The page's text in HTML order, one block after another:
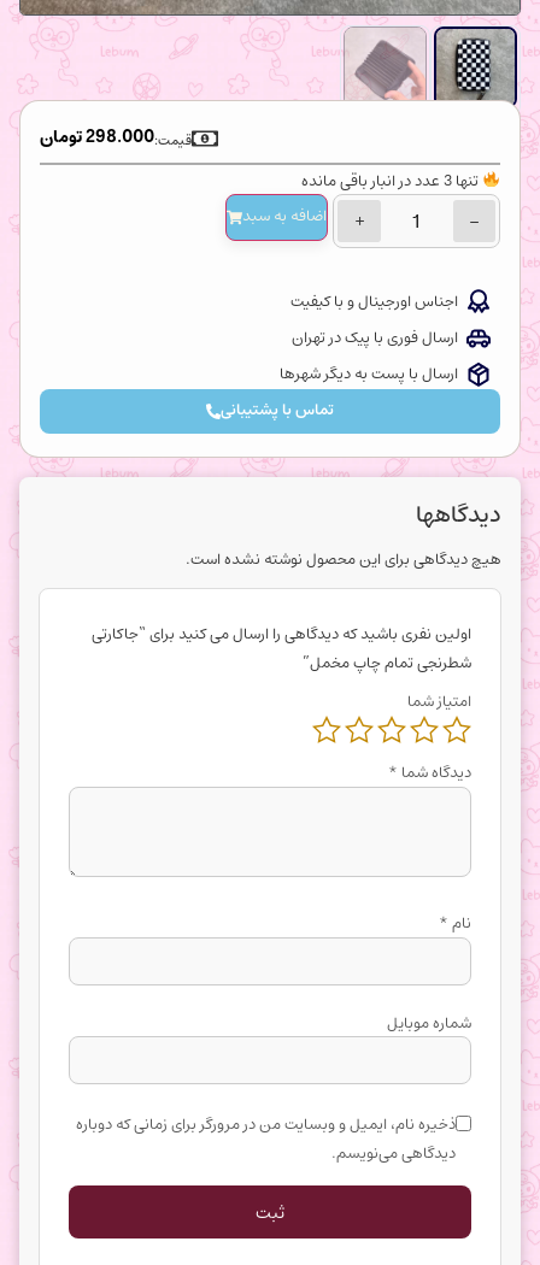
298.000تومان قیمت:
تنها 3 عدد در انبار باقی مانده
−
+ اضافه‌ به سبد
اجناس اورجینال و با کیفیت
ارسال فوری با پیک در تهران
ارسال با پست به دیگر شهرها
تماس با پشتیبانی
دیدگاهها
هیچ دیدگاهی برای این محصول نوشته نشده است.
اولین نفری باشید که دیدگاهی را ارسال می کنید برای “جاکارتی
شطرنجی تمام چاپ مخمل”
امتیاز شما
دیدگاه شما *
نام*
شماره موبایل
ذخیره نام، ایمیل و وبسایت من در مرورگر برای زمانی که دوباره
دیدگاهی می‌نویسم.